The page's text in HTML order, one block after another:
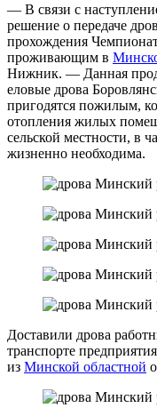
— В связи с
решение о передаче
прохождения
проживающим в
Нижник. — Данная
еловые дрова
пригодятся пожилым,
отопления жилых
сельской местности, в
жизненно необходима.
Доставили дрова
транспорте
из Минской областной